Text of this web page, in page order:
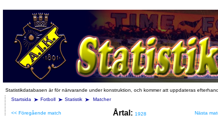
Statistikdatabasen är för närvarande under konstruktion, och kommer att uppdateras
Startsida
Fotboll Statistik Matcher
<< Föregående match Årtal: 1928
Nästa